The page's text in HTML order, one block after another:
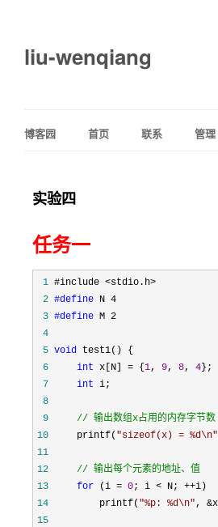
liu-wenqiang
博客园 首页 联系 管理
实验四
任务一
1
2 #define
3 #define
4
5 void
6
int x[N] = { 1, 9, 8, 4
7
int
8
9
// 输出数组x占用的内存字节数
10
     printf(
"sizeof(x) = %d\n"
11
12
// 输出每个元素的地址、值
13
for (i = 0; i < N; ++
14
         printf(
"%p: %d\n", &
15